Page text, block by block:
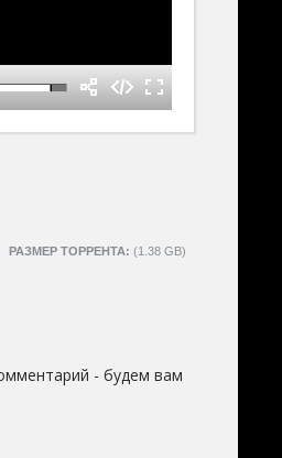
РАЗМЕР ТОРРЕНТА: (1.38 GB)
- будем вам